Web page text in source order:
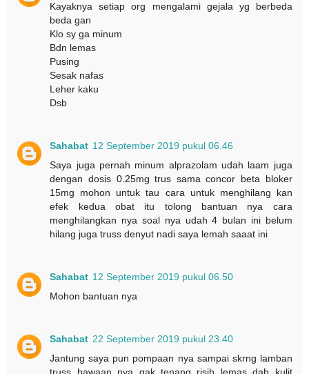
Kayaknya setiap org mengalami gejala yg berbeda
beda gan
Klo sy ga minum
Bdn lemas
Pusing
Sesak nafas
Leher kaku
Dsb
Sahabat 12 September 2019 pukul 06.46
Saya juga pernah minum alprazolam udah laam juga
dengan dosis 0.25mg trus sama concor beta bloker
15mg mohon untuk tau cara untuk menghilang kan
efek kedua obat itu tolong bantuan nya cara
menghilangkan nya soal nya udah 4 bulan ini belum
hilang juga truss denyut nadi saya lemah saaat ini
Sahabat 12 September 2019 pukul 06.50
Mohon bantuan nya
Sahabat 22 September 2019 pukul 23.40
Jantung saya pun pompaan nya sampai skrng lamban